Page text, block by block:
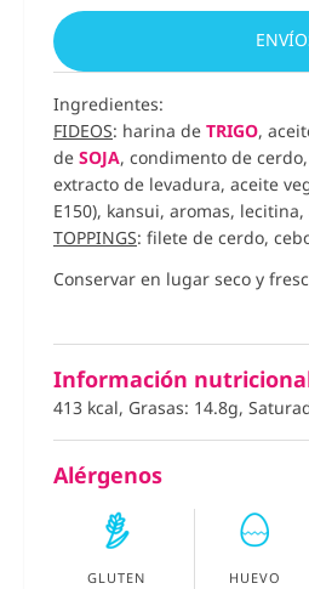
Ingredientes:
FIDEOS: harina de TRIGO,
de SOJA, condimento de
extracto de levadura, aceite
E150), kansui, aromas, lecitina,
TOPPINGS: filete de cerdo,
Conservar en lugar seco y
Información nutricional
413 kcal, Grasas: 14.8g,
Alérgenos
GLUTEN HUEVO